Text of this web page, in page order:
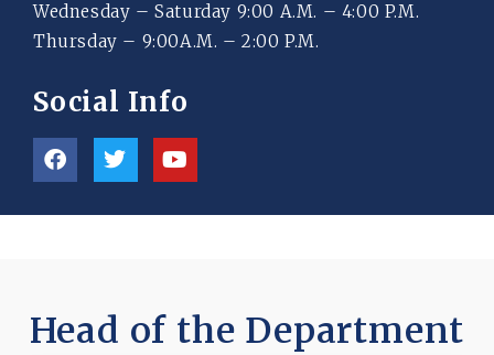
Wednesday – Saturday 9:00 A.M. – 4:00 P.M.
Thursday – 9:00A.M. – 2:00 P.M.
Social Info
Head of the Department